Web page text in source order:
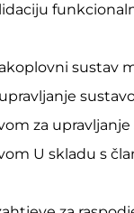
sustav
za
U skladu s